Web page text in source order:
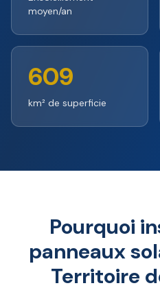
moyen/an
609
km² de superficie
Pourquoi
panneaux
Territoire